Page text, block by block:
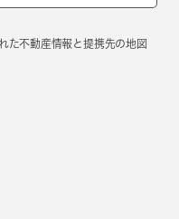
た不動産情報と提携先の地図